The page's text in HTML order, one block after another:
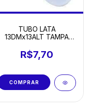
TUBO LATA
13DMx13ALT TAMPA
R$7,70